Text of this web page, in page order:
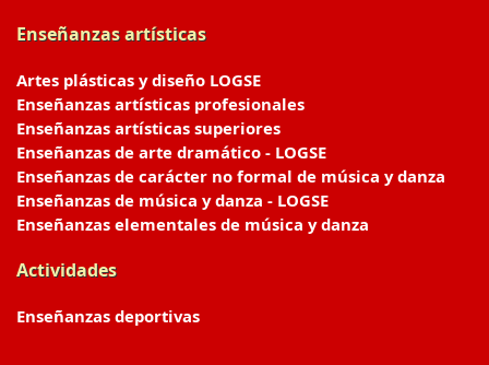
Enseñanzas artísticas
Artes plásticas y diseño LOGSE
Enseñanzas artísticas profesionales
Enseñanzas artísticas superiores
Enseñanzas de arte dramático - LOGSE
Enseñanzas de carácter no formal de música y danza
Enseñanzas de música y danza - LOGSE
Enseñanzas elementales de música y danza
Actividades
Enseñanzas deportivas